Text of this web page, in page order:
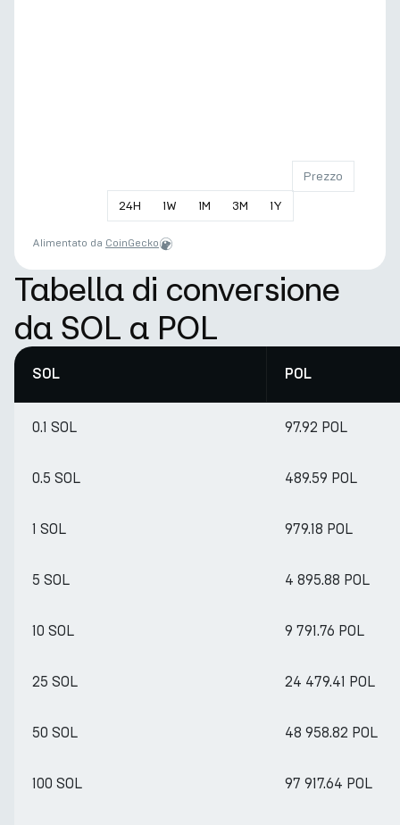
24H 1W 1M 3M 1Y
Prezzo
Alimentato da CoinGecko
Tabella di conversione
da SOL a POL
SOL POL
0.1 SOL 97.92 POL
0.5 SOL 489.59 POL
1 SOL 979.18 POL
5 SOL 4 895.88 POL
10 SOL 9 791.76 POL
25 SOL 24 479.41 POL
50 SOL 48 958.82 POL
100 SOL 97 917.64 POL